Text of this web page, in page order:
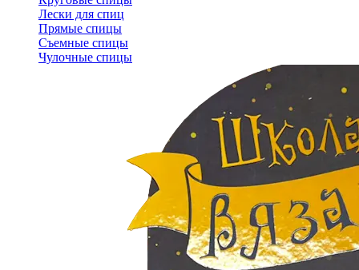
Лески для спиц
Прямые спицы
Съемные спицы
Чулочные спицы